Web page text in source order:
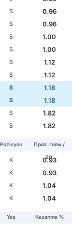
S
0.96
S
0.96
S
1.00
S
1.00
S
1.12
S
1.12
S
1.18
S
1.18
S
1.82
S 1.82
Pozisyon
Проп. голы /
90'
K
0.93
K
0.93
K
1.04
K 1.04
Yaş Kazanma %